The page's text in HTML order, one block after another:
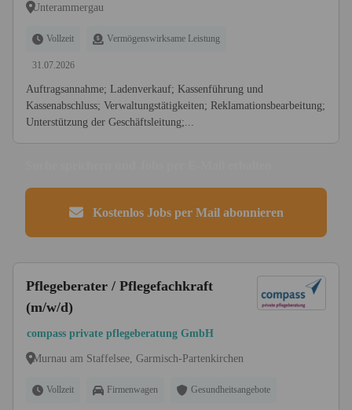
Unterammergau
Vollzeit Vermögenswirksame Leistung
31.07.2026
Auftragsannahme; Ladenverkauf; Kassenführung und
Kassenabschluss; Verwaltungstätigkeiten; Reklamationsbearbeitung;
Unterstützung der Geschäftsleitung;...
Kostenlos Jobs per Mail abonnieren
Pflegeberater / Pflegefachkraft
(m/w/d)
compass private pflegeberatung GmbH
Murnau am Staffelsee, Garmisch-Partenkirchen
Vollzeit Firmenwagen Gesundheitsangebote